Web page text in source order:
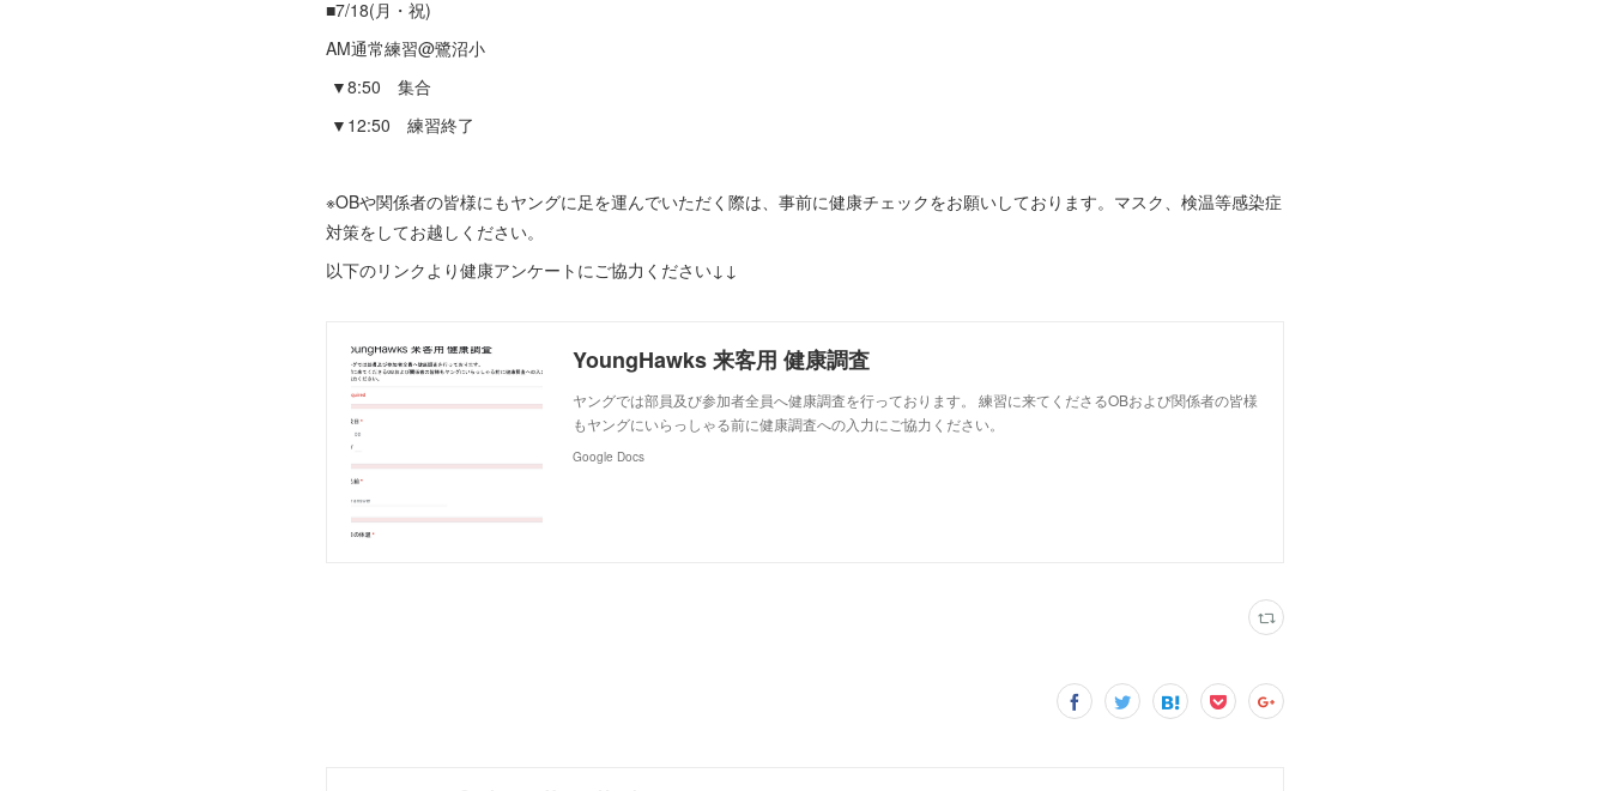
■7/18(月・祝)
AM通常練習@鷺沼小
▼8:50 集合
▼12:50 練習終了
※OBや関係者の皆様にもヤングに足を運んでいただく際は、事前に健康チェックをお願いしております。マスク、検温等感染症
対策をしてお越しください。
以下のリンクより健康アンケートにご協力ください↓↓
YoungHawks 来客用 健康調査
ヤングでは部員及び参加者全員へ健康調査を行っております。 練習に来てくださるOBおよび関係者の皆様
もヤングにいらっしゃる前に健康調査への入力にご協力ください。
Google Docs